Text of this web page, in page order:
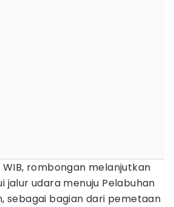
WIB, rombongan melanjutkan
jalur udara menuju Pelabuhan
sebagai bagian dari pemetaan